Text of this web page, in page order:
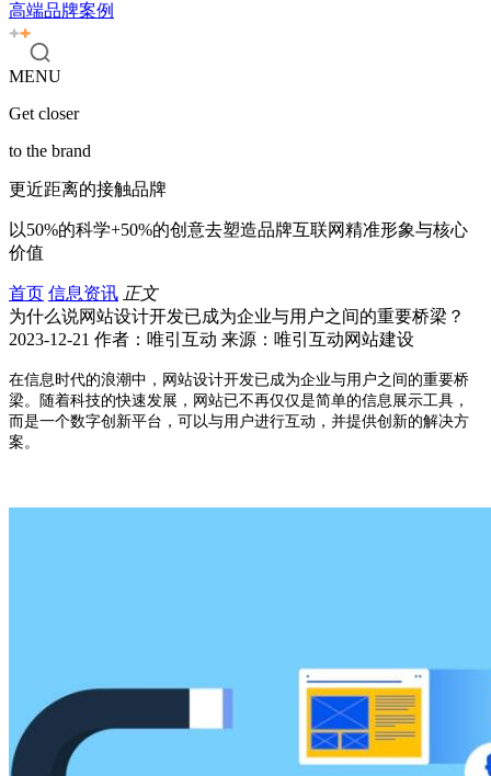
高端品牌案例
MENU
Get closer
to the brand
更近距离的接触品牌
以50%的科学+50%的创意去塑造品牌互联网精准形象与核心
价值
首页 信息资讯 正文
为什么说网站设计开发已成为企业与用户之间的重要桥梁？
2023-12-21 作者：唯引互动 来源：唯引互动网站建设
在信息时代的浪潮中，网站设计开发已成为企业与用户之间的重要桥
梁。随着科技的快速发展，网站已不再仅仅是简单的信息展示工具，
而是一个数字创新平台，可以与用户进行互动，并提供创新的解决方
案。